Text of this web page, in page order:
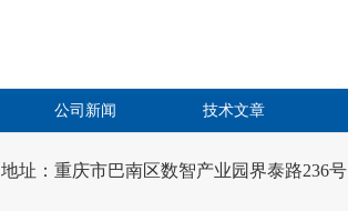
公司新闻 技术文章
地址：重庆市巴南区数智产业园界泰路236号